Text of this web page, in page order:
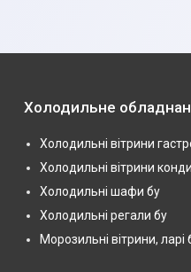
Холодильне
Холодильні вітрини
Холодильні вітрини
Холодильні шафи бу
Холодильні регали бу
Морозильні вітрини, ларі